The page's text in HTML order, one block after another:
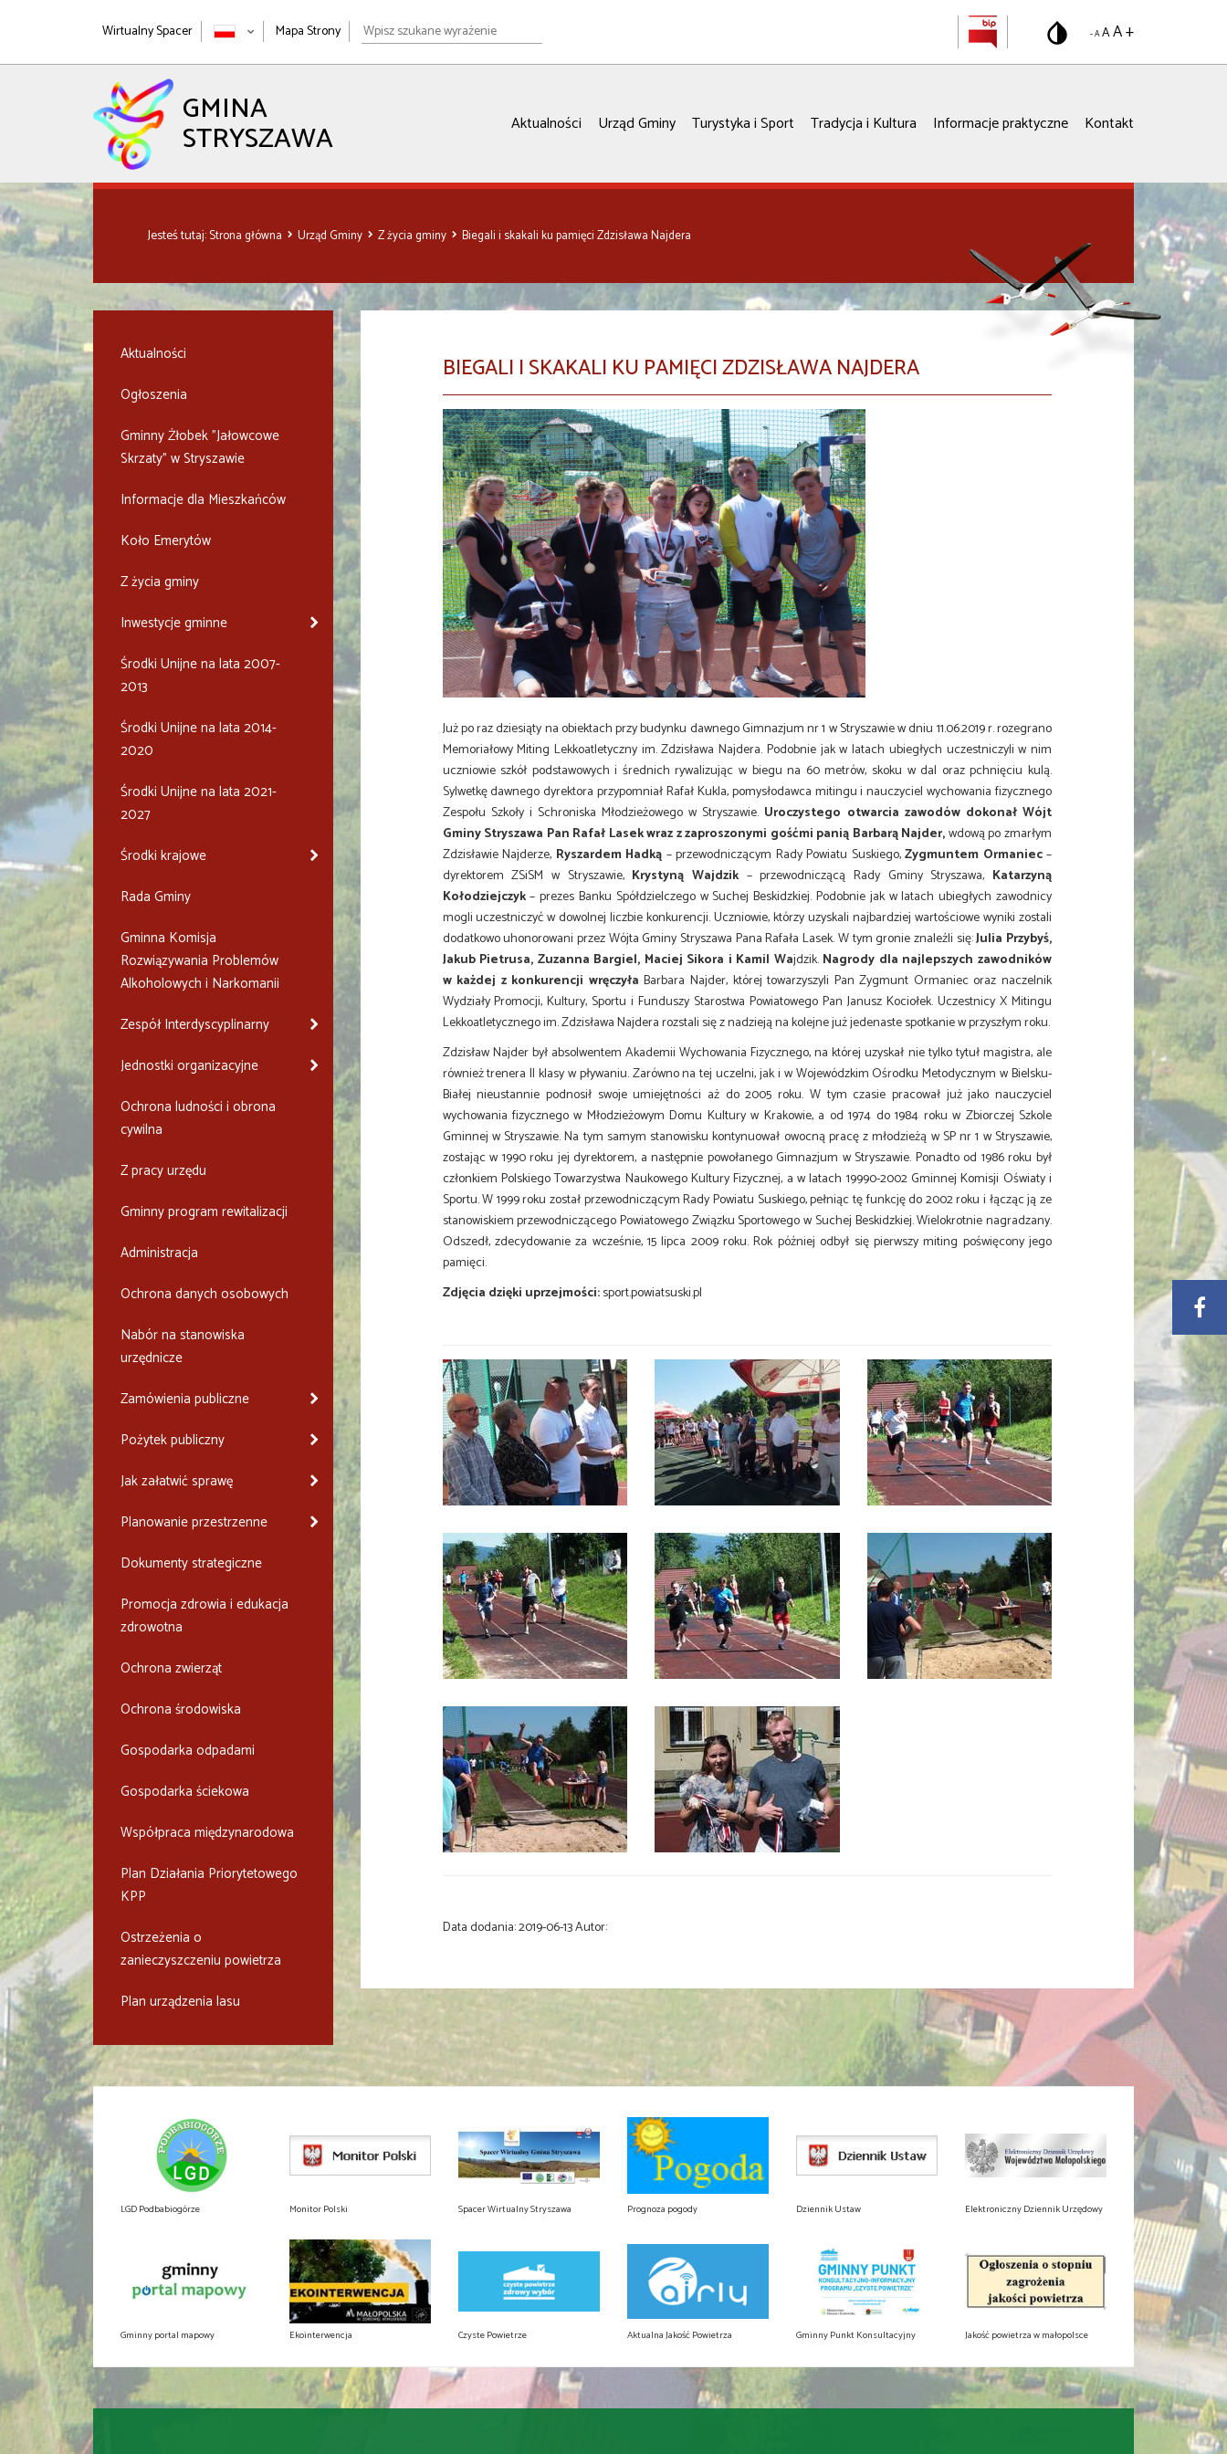
Wirtualny Spacer Mapa Strony
Wpisz
szukane
wyrażenie
- A AA +
GMINA
STRYSZAWA Aktualności Urząd Gminy Turystyka i Sport Tradycja i Kultura Informacje praktyczne Kontakt
Jesteś tutaj:Strona główna Urząd Gminy Z życia gminy Biegali i skakali ku pamięci Zdzisława Najdera
Aktualności
Ogłoszenia
Gminny Żłobek "Jałowcowe
Skrzaty" w Stryszawie
Informacje dla Mieszkańców
Koło Emerytów
Z życia gminy
Inwestycje gminne
Środki Unijne na lata 2007-
2013
Środki Unijne na lata 2014-
2020
Środki Unijne na lata 2021-
2027
Środki krajowe
Rada Gminy
Gminna Komisja
Rozwiązywania Problemów
Alkoholowych i Narkomanii
Zespół Interdyscyplinarny
Jednostki organizacyjne
Ochrona ludności i obrona
cywilna
Z pracy urzędu
Gminny program rewitalizacji
Administracja
Ochrona danych osobowych
Nabór na stanowiska
urzędnicze
Zamówienia publiczne
Pożytek publiczny
Jak załatwić sprawę
Planowanie przestrzenne
Dokumenty strategiczne
Promocja zdrowia i edukacja
zdrowotna
Ochrona zwierząt
Ochrona środowiska
Gospodarka odpadami
Gospodarka ściekowa
Współpraca międzynarodowa
Plan Działania Priorytetowego
KPP
Ostrzeżenia o
zanieczyszczeniu powietrza
Plan urządzenia lasu
BIEGALI I SKAKALI KU PAMIĘCI ZDZISŁAWA NAJDERA
Już po raz dziesiąty na obiektach przy budynku dawnego Gimnazjum nr 1 w Stryszawie w dniu 11.06.2019 r. rozegrano
Memoriałowy Miting Lekkoatletyczny im. Zdzisława Najdera. Podobnie jak w latach ubiegłych uczestniczyli w nim
uczniowie szkół podstawowych i średnich rywalizując w biegu na 60 metrów, skoku w dal oraz pchnięciu kulą.
Sylwetkę dawnego dyrektora przypomniał Rafał Kukla, pomysłodawca mitingu i nauczyciel wychowania fizycznego
Zespołu Szkoły i Schroniska Młodzieżowego w Stryszawie. Uroczystego otwarcia zawodów dokonał Wójt
Gminy Stryszawa Pan Rafał Lasek wraz z zaproszonymi gośćmi panią Barbarą Najder,wdową po zmarłym
Zdzisławie Najderze, Ryszardem Hadką – przewodniczącym Rady Powiatu Suskiego,Zygmuntem Ormaniec–
dyrektorem ZSiSM w Stryszawie, Krystyną Wajdzik– przewodniczącą Rady Gminy Stryszawa, Katarzyną
Kołodziejczyk– prezes Banku Spółdzielczego w Suchej Beskidzkiej. Podobnie jak w latach ubiegłych zawodnicy
mogli uczestniczyć w dowolnej liczbie konkurencji. Uczniowie, którzy uzyskali najbardziej wartościowe wyniki zostali
dodatkowo uhonorowani przez Wójta Gminy Stryszawa Pana Rafała Lasek. W tym gronie znaleźli się:Julia Przybyś,
Jakub Pietrusa, Zuzanna Bargiel, Maciej Sikora i Kamil Wajdzik. Nagrody dla najlepszych zawodników
w każdej z konkurencji wręczyła Barbara Najder, której towarzyszyli Pan Zygmunt Ormaniec oraz naczelnik
Wydziały Promocji, Kultury, Sportu i Funduszy Starostwa Powiatowego Pan Janusz Kociołek. Uczestnicy X Mitingu
Lekkoatletycznego im. Zdzisława Najdera rozstali się z nadzieją na kolejne już jedenaste spotkanie w przyszłym roku.
Zdzisław Najder był absolwentem Akademii Wychowania Fizycznego, na której uzyskał nie tylko tytuł magistra, ale
również trenera II klasy w pływaniu. Zarówno na tej uczelni, jak i w Wojewódzkim Ośrodku Metodycznym w Bielsku-
Białej nieustannie podnosił swoje umiejętności aż do 2005 roku. W tym czasie pracował już jako nauczyciel
wychowania fizycznego w Młodzieżowym Domu Kultury w Krakowie, a od 1974 do 1984 roku w Zbiorczej Szkole
Gminnej w Stryszawie. Na tym samym stanowisku kontynuował owocną pracę z młodzieżą w SP nr 1 w Stryszawie,
zostając w 1990 roku jej dyrektorem, a następnie powołanego Gimnazjum w Stryszawie. Ponadto od 1986 roku był
członkiem Polskiego Towarzystwa Naukowego Kultury Fizycznej, a w latach 19990-2002 Gminnej Komisji Oświaty i
Sportu. W 1999 roku został przewodniczącym Rady Powiatu Suskiego, pełniąc tę funkcję do 2002 roku i łącząc ją ze
stanowiskiem przewodniczącego Powiatowego Związku Sportowego w Suchej Beskidzkiej. Wielokrotnie nagradzany.
Odszedł, zdecydowanie za wcześnie, 15 lipca 2009 roku. Rok później odbył się pierwszy miting poświęcony jego
pamięci.
Zdjęcia dzięki uprzejmości:sport.powiatsuski.pl
Data dodania:2019-06-13Autor:
LGD Podbabiogórze Monitor Polski Spacer Wirtualny Stryszawa Prognoza pogody Dziennik Ustaw Elektroniczny Dziennik Urzędowy
Gminny portal mapowy Ekointerwencja Czyste Powietrze Aktualna Jakość Powietrza Gminny Punkt Konsultacyjny Jakość powietrza w małopolsce